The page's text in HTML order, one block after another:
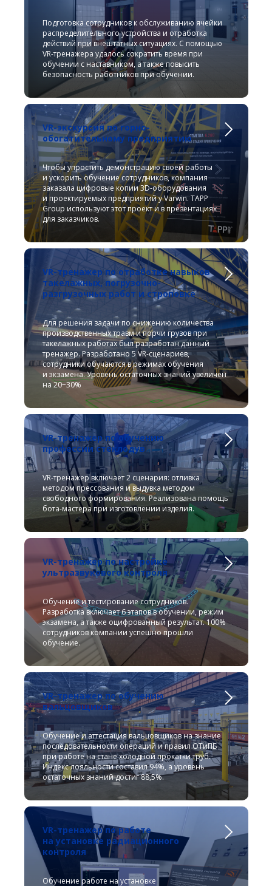
Подготовка сотрудников к обслуживанию ячейки
распределительного устройства и отработка
действий при внештатных ситуациях. С помощью
VR-тренажера удалось сократить время при
обучении с наставником, а также повысить
безопасность работников при обучении.
VR-экскурсия по горно-
обогатительному предприятию
Чтобы упростить демонстрацию своей работы
и ускорить обучение сотрудников, компания
заказала цифровые копии 3D-оборудования
и проектируемых предприятий у Varwin. TAPP
Group используют этот проект и в презентациях
для заказчиков.
VR-тренажер по отработке навыков
такелажных, погрузочно-
разгрузочных работ и строповке
Для решения задачи по снижению количества
производственных травм и порчи грузов при
такелажных работах был разработан данный
тренажер. Разработано 5 VR-сценариев,
сотрудники обучаются в режимах обучения
и экзамена. Уровень остаточных знаний увеличен
на 20−30%
VR-тренажер по обучению
профессии стеклодув
VR-тренажер включает 2 сценария: отливка
методом прессования и выдувка методом
свободного формирования. Реализована помощь
бота-мастера при изготовлении изделия.
VR-тренажер по настройке
ультразвукового контроля
Обучение и тестирование сотрудников.
Разработка включает 6 этапов в обучении, режим
экзамена, а также оцифрованный результат. 100%
сотрудников компании успешно прошли
обучение.
VR-тренажер по обучению
вальцовщиков
Обучение и аттестация вальцовщиков на знание
последовательности операций и правил ОТиПБ
при работе на стане холодной прокатки труб.
Индекс лояльности составил 94%, а уровень
остаточных знаний достиг 88,5%.
VR-тренажер по работе
на установке радиационного
контроля
Обучение работе на установке